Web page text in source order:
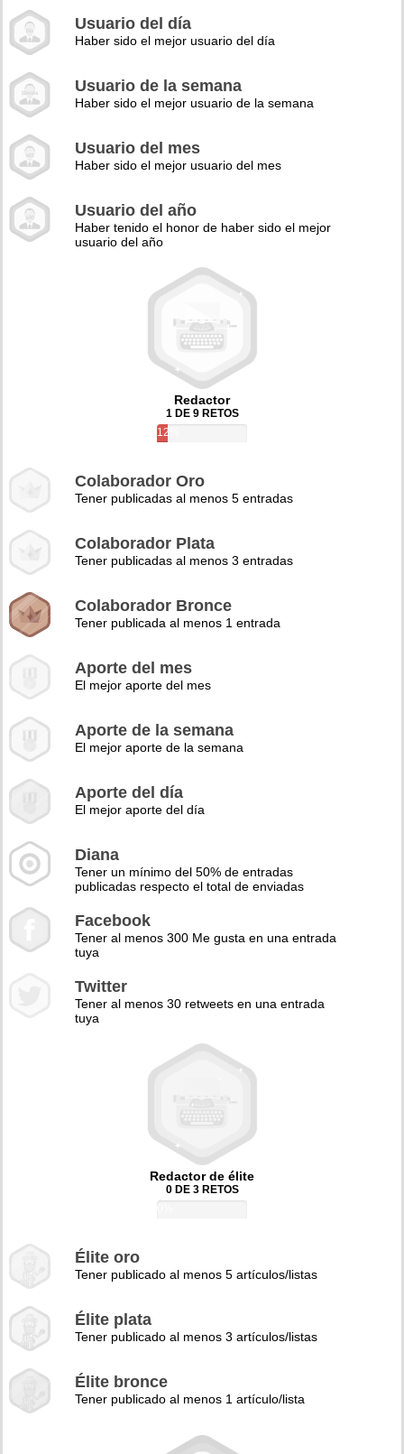
Usuario del día
Haber sido el mejor usuario del día
Usuario de la semana
Haber sido el mejor usuario de la semana
Usuario del mes
Haber sido el mejor usuario del mes
Usuario del año
Haber tenido el honor de haber sido el mejor
usuario del año
Redactor
1 DE 9 RETOS
12%
Colaborador Oro
Tener publicadas al menos 5 entradas
Colaborador Plata
Tener publicadas al menos 3 entradas
Colaborador Bronce
Tener publicada al menos 1 entrada
Aporte del mes
El mejor aporte del mes
Aporte de la semana
El mejor aporte de la semana
Aporte del día
El mejor aporte del día
Diana
Tener un mínimo del 50% de entradas
publicadas respecto el total de enviadas
Facebook
Tener al menos 300 Me gusta en una entrada
tuya
Twitter
Tener al menos 30 retweets en una entrada
tuya
Redactor de élite
0 DE 3 RETOS
Élite oro
Tener publicado al menos 5 artículos/listas
Élite plata
Tener publicado al menos 3 artículos/listas
Élite bronce
Tener publicado al menos 1 artículo/lista